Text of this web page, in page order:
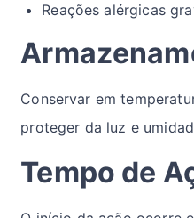
Reações alérgicas
Conservar em
proteger da luz e
Tempo de